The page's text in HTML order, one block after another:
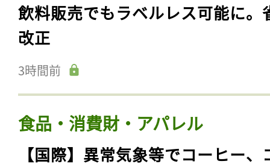
飲料販売でもラベルレス可能に。
改正
3時間前
食品・消費財・アパレル
【国際】異常気象等でコーヒー、